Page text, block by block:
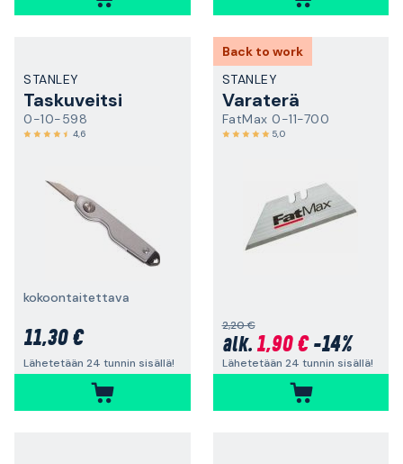
STANLEY
Taskuveitsi
0-10-598
4,6
kokoontaitettava
11,30 €
Lähetetään 24 tunnin sisällä!
Back to work
STANLEY
Varaterä
FatMax 0-11-700
5,0
2,20 €
alk. 1,90 €-14%
Lähetetään 24 tunnin sisällä!